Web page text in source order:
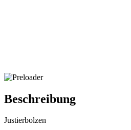
Beschreibung
Justierbolzen